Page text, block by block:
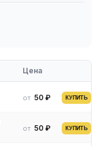
Цена
от 50 ₽ КУПИТЬ
от 50 ₽ КУПИТЬ